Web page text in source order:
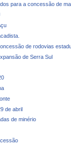
para a concessão de
de rodovias
de Serra Sul
de abril
de minério